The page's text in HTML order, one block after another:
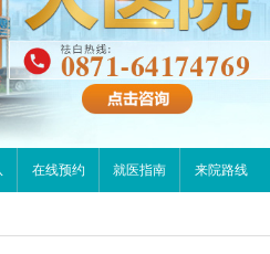
在线预约 就医指南 来院路线